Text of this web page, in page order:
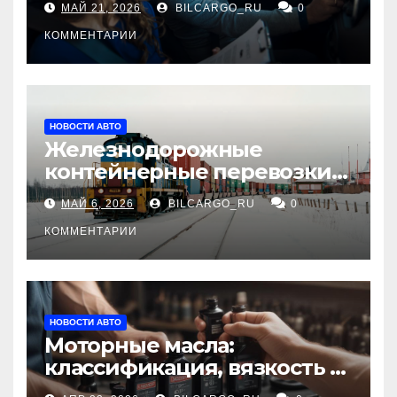
МАЙ 21, 2026 BILCARGO_RU 0
КОММЕНТАРИИ
НОВОСТИ АВТО
Железнодорожные
контейнерные перевозки
из Китая в Россию:
маршруты, сроки и
требования
МАЙ 6, 2026 BILCARGO_RU 0
КОММЕНТАРИИ
НОВОСТИ АВТО
Моторные масла:
классификация, вязкость и
рекомендации по выбору